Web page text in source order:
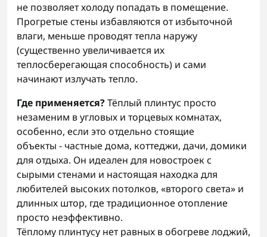
не позволяет холоду попадать в помещение.
Прогретые стены избавляются от избыточной
влаги, меньше проводят тепла наружу
(существенно увеличивается их
теплосберегающая способность) и сами
начинают излучать тепло.
Где применяется?Тёплый плинтус просто
незаменим в угловых и торцевых комнатах,
особенно, если это отдельно стоящие
объекты - частные дома, коттеджи, дачи, домики
для отдыха. Он идеален для новостроек с
сырыми стенами и настоящая находка для
любителей высоких потолков, «второго света» и
длинных штор, где традиционное отопление
просто неэффективно.
Тёплому плинтусу нет равных в обогреве лоджий,